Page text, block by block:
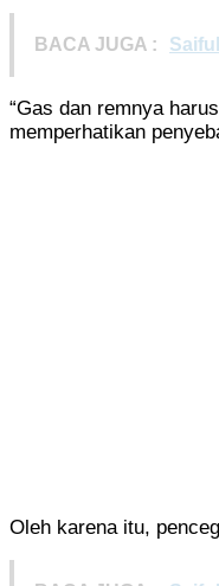
BACA JUGA :
“Gas dan remnya
memperhatikan
Oleh karena itu,